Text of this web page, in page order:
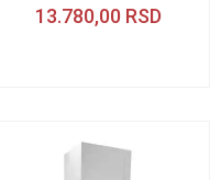
13.780,00 RSD